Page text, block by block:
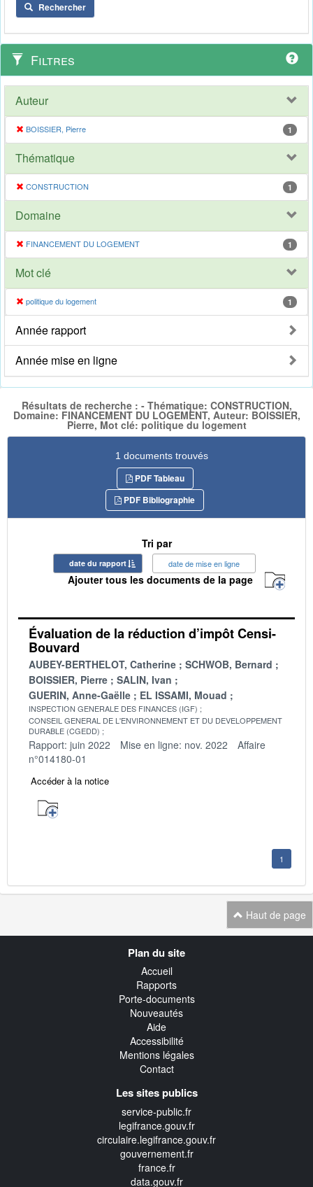
Rechercher
Filtres
Auteur
BOISSIER, Pierre 1
Thématique
CONSTRUCTION 1
Domaine
FINANCEMENT DU LOGEMENT 1
Mot clé
politique du logement 1
Année rapport
Année mise en ligne
Résultats de recherche : - Thématique: CONSTRUCTION,
Domaine: FINANCEMENT DU LOGEMENT, Auteur: BOISSIER,
Pierre, Mot clé: politique du logement
1 documents trouvés
PDF Tableau
PDF Bibliographie
Tri par
date du rapport date de mise en ligne
Ajouter tous les documents de la page
Évaluation de la réduction d’impôt Censi-
Bouvard
AUBEY-BERTHELOT, Catherine
SCHWOB, Bernard
BOISSIER, Pierre
SALIN, Ivan
GUERIN, Anne-Gaëlle
EL ISSAMI, Mouad
INSPECTION GENERALE DES FINANCES (IGF)
CONSEIL GENERAL DE L'ENVIRONNEMENT ET DU DEVELOPPEMENT
DURABLE (CGEDD)
Rapport: juin 2022 Mise en ligne: nov. 2022
Affaire
n°014180-01
Accéder à la notice
1
Haut de page
Plan du site
Accueil
Rapports
Porte-documents
Nouveautés
Aide
Accessibilité
Mentions légales
Contact
Les sites publics
service-public.fr
legifrance.gouv.fr
circulaire.legifrance.gouv.fr
gouvernement.fr
france.fr
data.gouv.fr